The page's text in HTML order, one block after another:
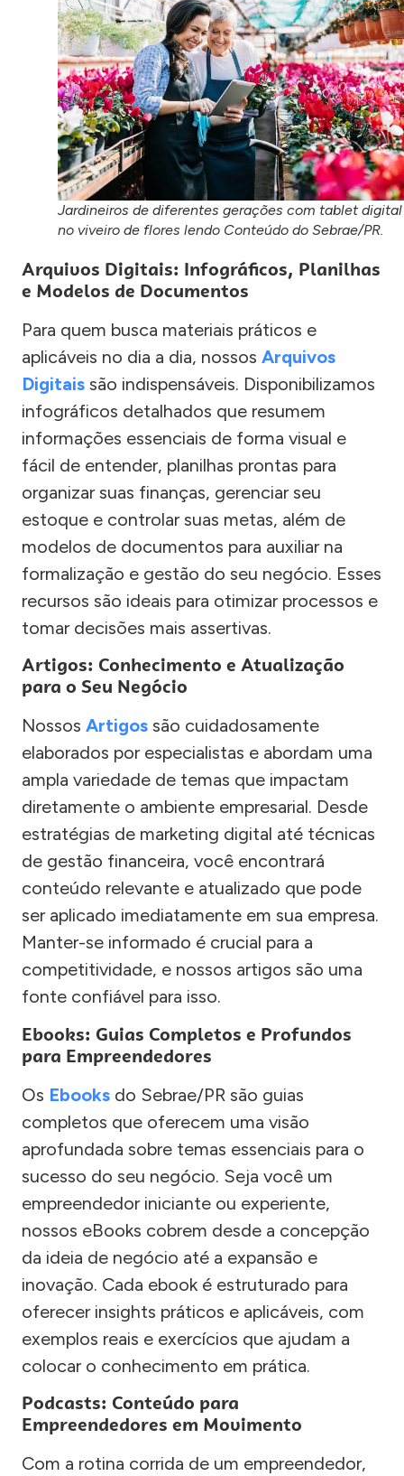
Jardineiros de diferentes gerações com tablet digital
no viveiro de flores lendo Conteúdo do Sebrae/PR.
Arquivos Digitais: Infográficos, Planilhas
e Modelos de Documentos
Para quem busca materiais práticos e
aplicáveis no dia a dia, nossos Arquivos
Digitais são indispensáveis. Disponibilizamos
infográficos detalhados que resumem
informações essenciais de forma visual e
fácil de entender, planilhas prontas para
organizar suas finanças, gerenciar seu
estoque e controlar suas metas, além de
modelos de documentos para auxiliar na
formalização e gestão do seu negócio. Esses
recursos são ideais para otimizar processos e
tomar decisões mais assertivas.
Artigos: Conhecimento e Atualização
para o Seu Negócio
Nossos Artigos são cuidadosamente
elaborados por especialistas e abordam uma
ampla variedade de temas que impactam
diretamente o ambiente empresarial. Desde
estratégias de marketing digital até técnicas
de gestão financeira, você encontrará
conteúdo relevante e atualizado que pode
ser aplicado imediatamente em sua empresa.
Manter-se informado é crucial para a
competitividade, e nossos artigos são uma
fonte confiável para isso.
Ebooks: Guias Completos e Profundos
para Empreendedores
Os Ebooks do Sebrae/PR são guias
completos que oferecem uma visão
aprofundada sobre temas essenciais para o
sucesso do seu negócio. Seja você um
empreendedor iniciante ou experiente,
nossos eBooks cobrem desde a concepção
da ideia de negócio até a expansão e
inovação. Cada ebook é estruturado para
oferecer insights práticos e aplicáveis, com
exemplos reais e exercícios que ajudam a
colocar o conhecimento em prática.
Podcasts: Conteúdo para
Empreendedores em Movimento
Com a rotina corrida de um empreendedor,